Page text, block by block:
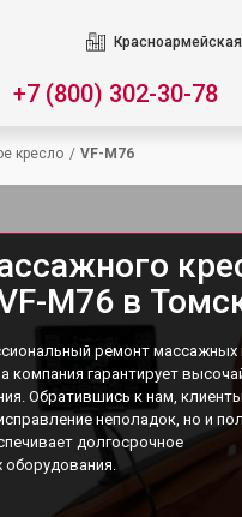
+7 (800) 302-30-78
кресло / VF-M76
M76 в
ремонт массажных
компания гарантирует
Обратившись к нам, клиенты
неполадок, но и
долгосрочное
оборудования.